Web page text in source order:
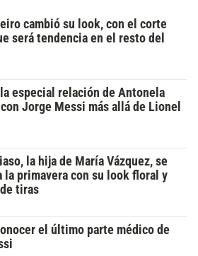
cambió su look, con el corte
será tendencia en el resto del
especial relación de Antonela
Jorge Messi más allá de Lionel
la hija de María Vázquez, se
la primavera con su look floral y
tiras
el último parte médico de